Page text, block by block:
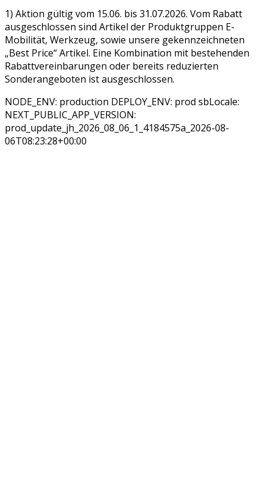
1) Aktion gültig vom 15.06. bis 31.07.2026. Vom Rabatt
ausgeschlossen sind Artikel der Produktgruppen E-
Mobilität, Werkzeug, sowie unsere gekennzeichneten
„Best Price“ Artikel. Eine Kombination mit bestehenden
Rabattvereinbarungen oder bereits reduzierten
Sonderangeboten ist ausgeschlossen.
NODE_ENV: production DEPLOY_ENV: prod sbLocale:
NEXT_PUBLIC_APP_VERSION:
prod_update_jh_2026_08_06_1_4184575a_2026-08-
06T08:23:28+00:00